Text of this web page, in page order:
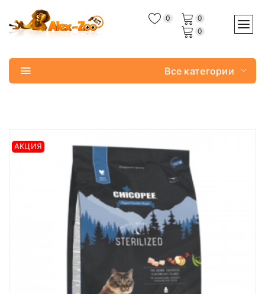
0
0
0
Все категории
АКЦИЯ